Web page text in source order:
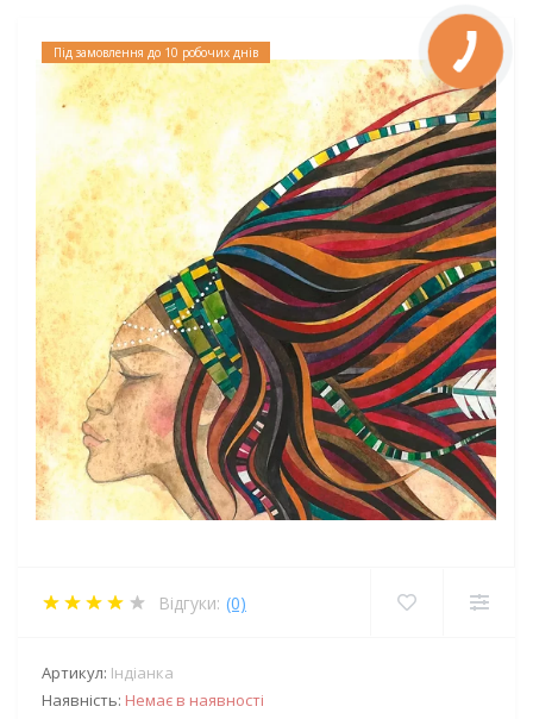
Під замовлення до 10 робочих днів
Відгуки: (0)
Артикул: Індіанка
Наявність: Немає в наявності